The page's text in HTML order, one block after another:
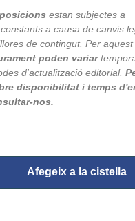
estan subjectes a
a causa de canvis
de contingut. Per aquest
poden variar
d'actualització editorial.
disponibilitat i temps
nos.
Afegeix a la cistella